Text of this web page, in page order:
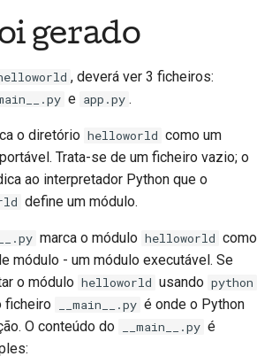
gerado
, deverá ver 3 ficheiros:
e app.py .
o diretório helloworld como um
Trata-se de um ficheiro vazio; o
ao interpretador Python que o
define um módulo.
marca o módulo helloworld como
módulo - um módulo executável. Se
o módulo helloworld usando python
ficheiro __main__.py é onde o Python
O conteúdo do
__main__.py é